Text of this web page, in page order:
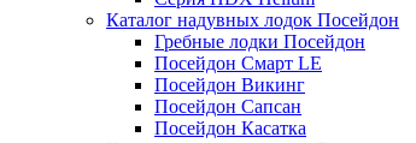
Каталог надувных лодок Посейдон
Гребные лодки Посейдон
Посейдон Смарт LE
Посейдон Викинг
Посейдон Сапсан
Посейдон Касатка